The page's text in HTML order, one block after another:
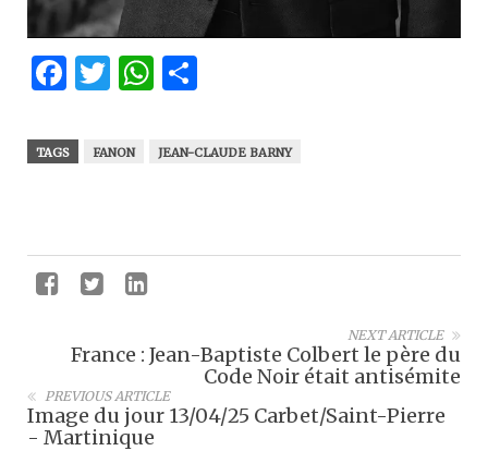
Facebook
Twitter
WhatsApp
TAGS FANON JEAN-CLAUDE BARNY
NEXT ARTICLE
France : Jean-Baptiste Colbert le père du
Code Noir était antisémite
PREVIOUS ARTICLE
Image du jour 13/04/25 Carbet/Saint-Pierre
- Martinique